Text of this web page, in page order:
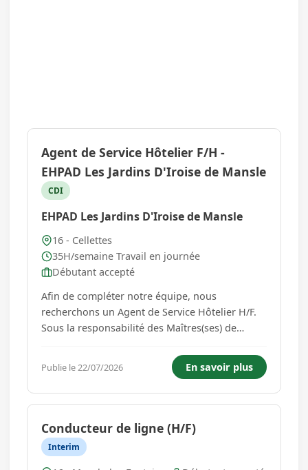
Agent de Service Hôtelier F/H -
EHPAD Les Jardins D'Iroise de Mansle
CDI
EHPAD Les Jardins D'Iroise de Mansle
16 - Cellettes
35H/semaine Travail en journée
Débutant accepté
Afin de compléter notre équipe, nous
recherchons un Agent de Service Hôtelier H/F.
Sous la responsabilité des Maîtres(ses) de
être des résidents en leur garantissant un cadre
de vie agréable et accueillant. Vos principales
missions s...
Publie le 22/07/2026 En savoir plus
Conducteur de ligne (H/F)
Interim